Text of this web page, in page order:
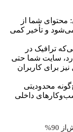
محتوای شما از
می‌شود و تأخیر کمی
ترافیک در
سایت شما حتی
برای کاربران
محدودیتی
داخلی
چه زمانی از CDN ایرانی استفاده کنیم؟ اگر بیش‌از 90%